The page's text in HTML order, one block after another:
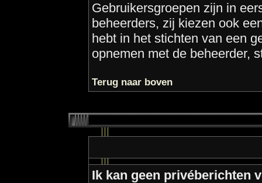
Gebruikersgroepen zijn in
beheerders, zij kiezen ook
hebt in het stichten van een
opnemen met de beheerder,
Terug naar boven
Ik kan geen privéberichten